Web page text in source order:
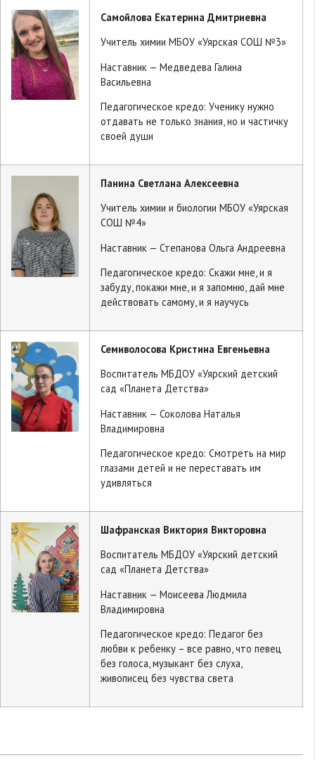
Самойлова Екатерина Дмитриевна
Учитель химии МБОУ «Уярская СОШ №3»
Наставник — Медведева Галина
Васильевна
Педагогическое кредо: Ученику нужно
отдавать не только знания, но и частичку
своей души
Панина Светлана Алексеевна
Учитель химии и биологии МБОУ «Уярская
СОШ №4»
Наставник — Степанова Ольга Андреевна
Педагогическое кредо: Скажи мне, и я
забуду, покажи мне, и я запомню, дай мне
действовать самому, и я научусь
Семиволосова Кристина Евгеньевна
Воспитатель МБДОУ «Уярский детский
сад «Планета Детства»
Наставник — Соколова Наталья
Владимировна
Педагогическое кредо: Смотреть на мир
глазами детей и не переставать им
удивляться
Шафранская Виктория Викторовна
Воспитатель МБДОУ «Уярский детский
сад «Планета Детства»
Наставник — Моисеева Людмила
Владимировна
Педагогическое кредо: Педагог без
любви к ребенку – все равно, что певец
без голоса, музыкант без слуха,
живописец без чувства света